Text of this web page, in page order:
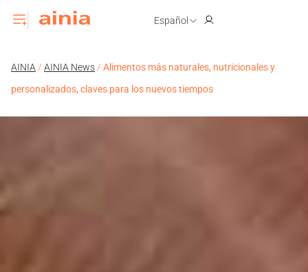
Español
AINIA / AINIA News / Alimentos más naturales, nutricionales y
personalizados, claves para los nuevos tiempos